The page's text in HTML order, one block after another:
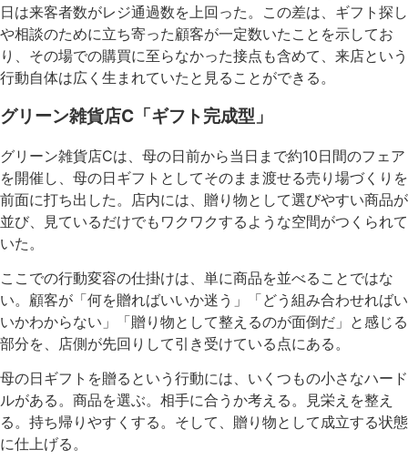
日は来客者数がレジ通過数を上回った。この差は、ギフト探し
や相談のために立ち寄った顧客が一定数いたことを示してお
り、その場での購買に至らなかった接点も含めて、来店という
行動自体は広く生まれていたと見ることができる。
グリーン雑貨店C「ギフト完成型」
グリーン雑貨店Cは、母の日前から当日まで約10日間のフェア
を開催し、母の日ギフトとしてそのまま渡せる売り場づくりを
前面に打ち出した。店内には、贈り物として選びやすい商品が
並び、見ているだけでもワクワクするような空間がつくられて
いた。
ここでの行動変容の仕掛けは、単に商品を並べることではな
い。顧客が「何を贈ればいいか迷う」「どう組み合わせればい
いかわからない」「贈り物として整えるのが面倒だ」と感じる
部分を、店側が先回りして引き受けている点にある。
母の日ギフトを贈るという行動には、いくつもの小さなハード
ルがある。商品を選ぶ。相手に合うか考える。見栄えを整え
る。持ち帰りやすくする。そして、贈り物として成立する状態
に仕上げる。